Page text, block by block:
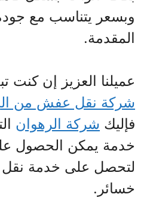
وبسعر يتناسب مع
المقدمة.
عميلنا العزيز إن
شركة نقل عفش من
فإليك شركة الرهوان
خدمة يمكن الحصول
لتحصل على خدمة
خسائر.